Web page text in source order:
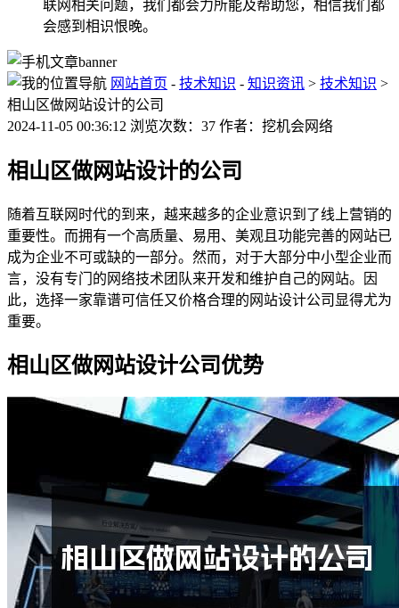
联网相关问题，我们都会力所能及帮助您，相信我们都
会感到相识恨晚。
网站首页 - 技术知识 - 知识资讯 > 技术知识 >
相山区做网站设计的公司
2024-11-05 00:36:12 浏览次数：37 作者：挖机会网络
相山区做网站设计的公司
随着互联网时代的到来，越来越多的企业意识到了线上营销的
重要性。而拥有一个高质量、易用、美观且功能完善的网站已
成为企业不可或缺的一部分。然而，对于大部分中小型企业而
言，没有专门的网络技术团队来开发和维护自己的网站。因
此，选择一家靠谱可信任又价格合理的网站设计公司显得尤为
重要。
相山区做网站设计公司优势